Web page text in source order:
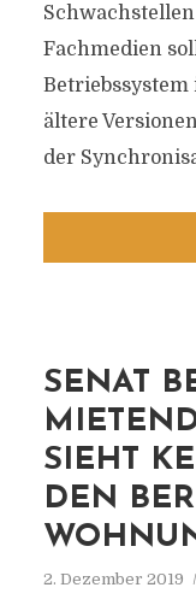
Fachmedien
Betriebssystem
ältere
der
SENAT
IEHT
EN
2. Dezember 2019